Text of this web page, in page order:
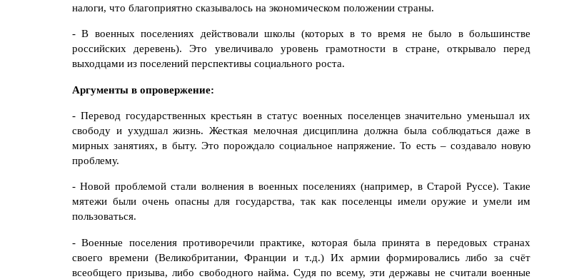
налоги, что благоприятно сказывалось на экономическом положении страны.
- В военных поселениях действовали школы (которых в то время не было в большинстве
российских деревень). Это увеличивало уровень грамотности в стране, открывало перед
выходцами из поселений перспективы социального роста.
Аргументы в опровержение:
- Перевод государственных крестьян в статус военных поселенцев значительно уменьшал их
свободу и ухудшал жизнь. Жесткая мелочная дисциплина должна была соблюдаться даже в
мирных занятиях, в быту. Это порождало социальное напряжение. То есть – создавало новую
проблему.
- Новой проблемой стали волнения в военных поселениях (например, в Старой Руссе). Такие
мятежи были очень опасны для государства, так как поселенцы имели оружие и умели им
пользоваться.
- Военные поселения противоречили практике, которая была принята в передовых странах
своего времени (Великобритании, Франции и т.д.) Их армии формировались либо за счёт
всеобщего призыва, либо свободного найма. Судя по всему, эти державы не считали военные